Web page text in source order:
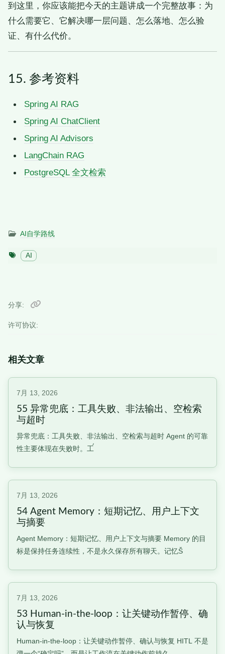
到这里，你应该能把今天的主题讲成一个完整故事：为
什么需要它、它解决哪一层问题、怎么落地、怎么验
证、有什么代价。
15. 参考资料
Spring AI RAG
Spring AI ChatClient
Spring AI Advisors
LangChain RAG
PostgreSQL 全文检索
AI自学路线
AI
许可协议:
分享
相关文章
7月 13, 2026
55 异常兜底：工具失败、非法输出、空检索
与超时
异常兜底：工具失败、非法输出、空检索与超时 Agent 的可靠
性主要体现在失败时。工ࠥ
7月 13, 2026
54 Agent Memory：短期记忆、用户上下文
与摘要
Agent Memory：短期记忆、用户上下文与摘要 Memory 的目
标是保持任务连续性，不是永久保存所有聊天。记忆Š
7月 13, 2026
53 Human-in-the-loop：让关键动作暂停、确
认与恢复
Human-in-the-loop：让关键动作暂停、确认与恢复 HITL 不是